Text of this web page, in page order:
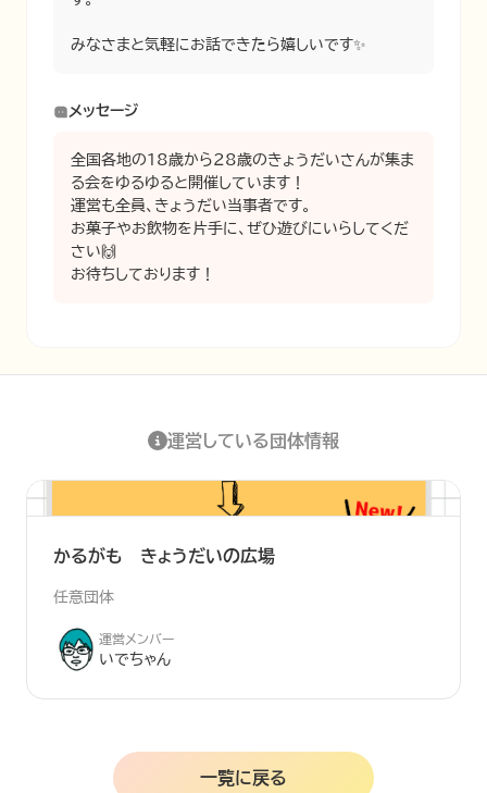
みなさまと気軽にお話できたら嬉しいです✨
メッセージ
全国各地の18歳から28歳のきょうだいさんが集ま
る会をゆるゆると開催しています！
運営も全員、きょうだい当事者です。
お菓子やお飲物を片手に、ぜひ遊びにいらしてくだ
さい🙌
お待ちしております！
運営している団体情報
かるがも きょうだいの広場
任意団体
運営メンバー
いでちゃん
一覧に戻る